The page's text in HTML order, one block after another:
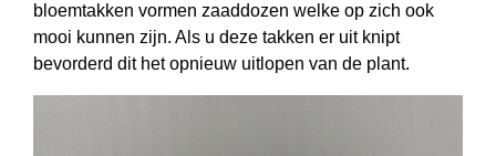
bloemtakken vormen zaaddozen welke op zich ook
mooi kunnen zijn. Als u deze takken er uit knipt
bevorderd dit het opnieuw uitlopen van de plant.